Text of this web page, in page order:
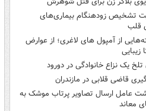
تشخیص زودهنگام بیماری‌های
قلب
از آمپول های لاغری؛ از عوارض
زیبایی
تلخ یک نزاع خانوادگی در دورود
قاضی قلابی در مازندران
عامل ارسال تصاویر پرتاب موشک به
معاند